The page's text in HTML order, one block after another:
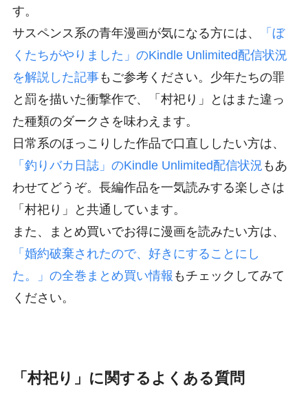
す。
サスペンス系の青年漫画が気になる方には、
「ぼ
くたちがやりました」のKindle Unlimited配信状況
を解説した記事もご参考ください。少年たちの罪
と罰を描いた衝撃作で、「村祀り」とはまた違っ
た種類のダークさを味わえます。
日常系のほっこりした作品で口直ししたい方は、
「釣りバカ日誌」のKindle Unlimited配信状況 もあ
わせてどうぞ。長編作品を一気読みする楽しさは
「村祀り」と共通しています。
また、まとめ買いでお得に漫画を読みたい方は、
「婚約破棄されたので、好きにすることにし
た。」の全巻まとめ買い情報 もチェックしてみて
ください。
「村祀り」に関するよくある質問